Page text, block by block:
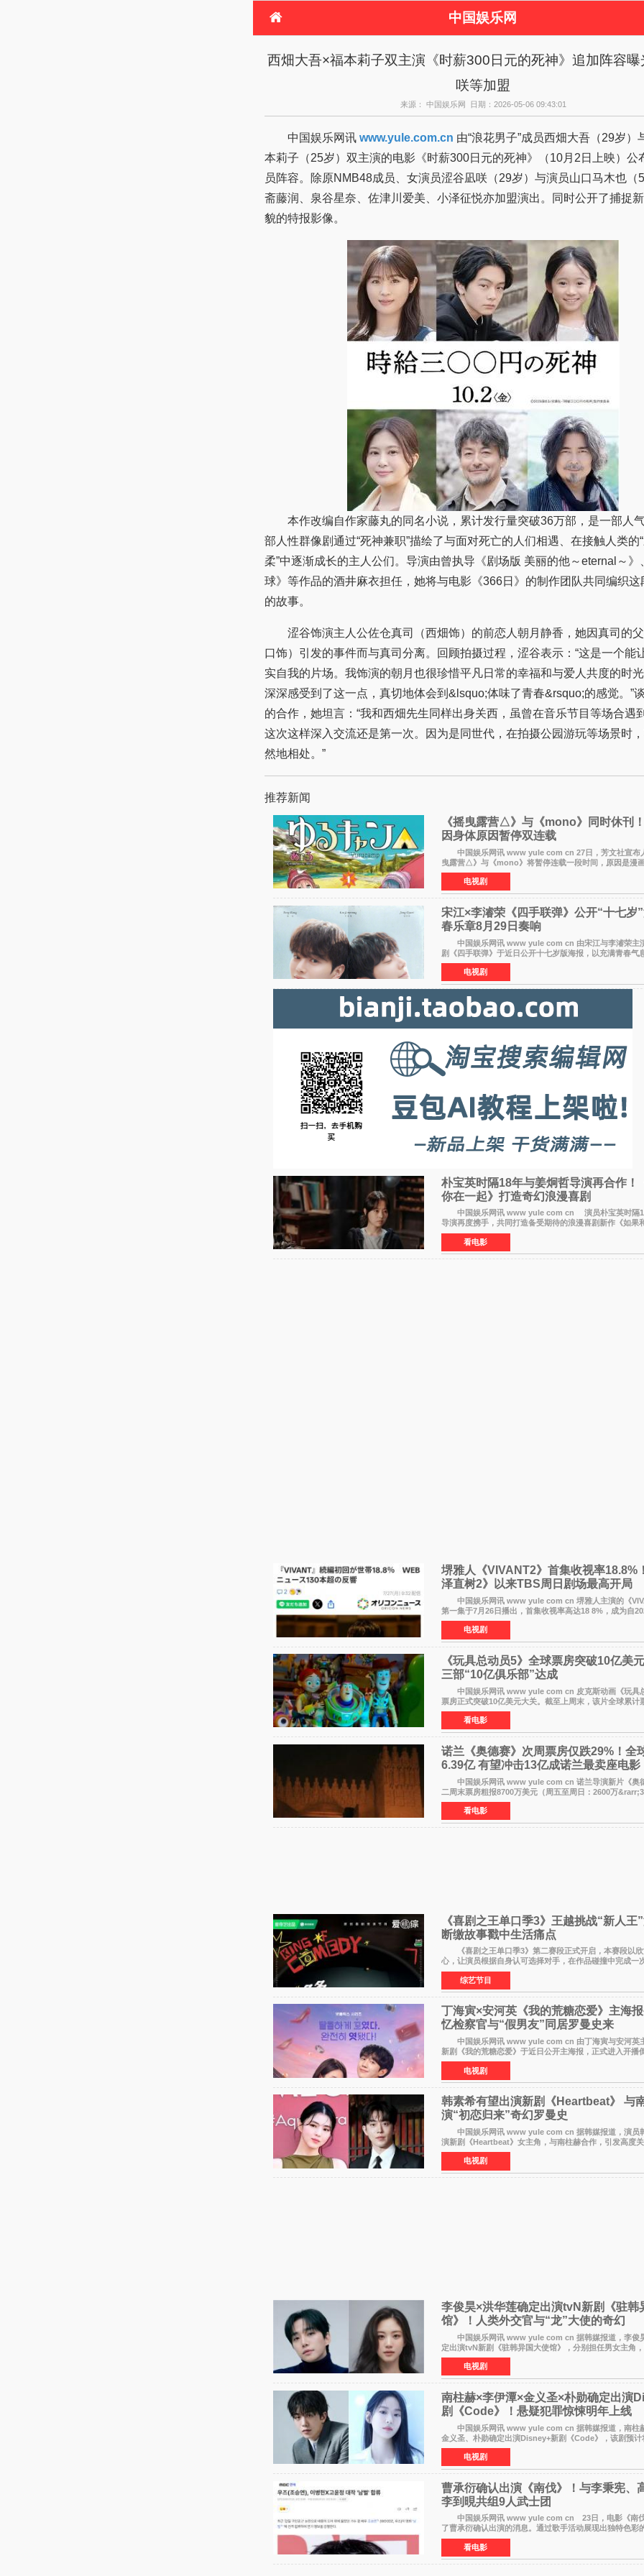
中国娱乐网
电视剧
演唱会 综艺节目
偶
西畑大吾×福本莉子双主演《时薪300日元的死神》追加阵容曝
咲等加盟
来源： 中国娱乐网 日期：2026-05-06 09:43:01
中国娱乐网讯 www.yule.com.cn
本莉子（25岁）双主演的电影《时薪300日元的死神》（10月2日上映）公
员阵容。除原NMB48成员、女演员涩谷凪咲（29岁）与演员山口马木也（
斋藤润、泉谷星奈、佐津川爱美、小泽征悦亦加盟演出。同时公开了捕捉
貌的特报影像。
本作改编自作家藤丸的同名小说，累计发行量突破36万部，是一部人
部人性群像剧通过“死神兼职”描绘了与面对死亡的人们相遇、在接触人类的“
柔”中逐渐成长的主人公们。导演由曾执导《剧场版 美丽的他～eternal～》
球》等作品的酒井麻衣担任，她将与电影《366日》的制作团队共同编织这
的故事。
涩谷饰演主人公佐仓真司（西畑饰）的前恋人朝月静香，她因真司的
口饰）引发的事件而与真司分离。回顾拍摄过程，涩谷表示：“这是一个能
实自我的片场。我饰演的朝月也很珍惜平凡日常的幸福和与爱人共度的时
深深感受到了这一点，真切地体会到&lsquo;体味了青春&rsquo;的感觉。”
的合作，她坦言：“我和西畑先生同样出身关西，虽曾在音乐节目等场合遇
这次这样深入交流还是第一次。因为是同世代，在拍摄公园游玩等场景时
然地相处。”
推荐新闻
《摇曳露营△》与《mono》同时休刊
因身体原因暂停双连载
中国娱乐网讯 www yule com cn 27日，芳文社宣布人气漫画《摇
曳露营△》与《mono》将暂停连载一段时间，原因是漫
状况不佳。 编辑部表示：一直承蒙各位对《mono》的
电视剧
宋江×李濬荣《四手联弹》公开“十七岁
春乐章8月29日奏响
中国娱乐网讯 www yule com cn 由宋江与李濬荣主
剧《四手联弹》于近日公开十七岁版海报，以充满青春气
点燃观众期待。 海报中，宋江与李濬荣并肩站在音乐教
电视剧
朴宝英时隔18年与姜炯哲导演再合作！
你在一起》打造奇幻浪漫喜剧
中国娱乐网讯 www yule com cn 演员朴宝英时隔
导演再度携手，共同打造备受期待的浪漫喜剧新作《如果
（暂定名）。据OSEN报道，朴宝英将出演该片女主角，自
看电影
堺雅人《VIVANT2》首集收视率18.8%
泽直树2》以来TBS周日剧场最高开局
中国娱乐网讯 www yule com cn 堺雅人主演的《
第一集于7月26日播出，首集收视率高达18 8%，成为自
树2》首集22%以来，TBS周日剧场最高开播收视纪录
电视剧
《玩具总动员5》全球票房突破10亿美
三部“10亿俱乐部”达成
中国娱乐网讯 www yule com cn 皮克斯动画《玩具总动员5》全球
票房正式突破10亿美元大关。截至上周末，该片全球累计
亿美元，其中北美市场贡献4 48亿美元，中国内地票房达2
看电影
诺兰《奥德赛》次周票房仅跌29%！全
6.39亿 有望冲击13亿成诺兰最卖座电影
中国娱乐网讯 www yule com cn 诺兰导演新片《奥
二周末票房粗报8700万美元（周五至周日：2600万
&rarr;2640万），较首周1 24亿美元仅下跌29 6%，走势极
看电影
《喜剧之王单口季3》王越挑战“新人王
断缴故事戳中生活痛点
《喜剧之王单口季3》第二赛段正式开启，本赛段以欣
心，让演员根据自身认可选择对手，在作品碰撞中完成一
之间的交流。这里有实力相当的正面对抗，也有老朋友、
综艺节目
丁海寅×安河英《我的荒糖恋爱》主海
忆检察官与“假男友”同居罗曼史来
中国娱乐网讯 www yule com cn 由丁海寅与安河英主演的Netflix
新剧《我的荒糖恋爱》于近日公开主海报，正式进入开
海报中，两人并肩站在充满怀旧气息的九津麦芽村街道上，
电视剧
韩素希有望出演新剧《Heartbeat》 与
演“初恋归来”奇幻罗曼史
中国娱乐网讯 www yule com cn 据韩媒报道，演员韩素希有望出
演新剧《Heartbeat》女主角，与南柱赫合作，引发高
希在剧中饰演能够看到过去的女人洪莎朗一角，因初恋的意
电视剧
李俊昊×洪华莲确定出演tvN新剧《驻韩
馆》！人类外交官与“龙”大使的奇幻
中国娱乐网讯 www yule com cn 据韩媒报道，李俊
定出演tvN新剧《驻韩异国大使馆》，分别担任男女主角
待。 该剧讲述了一位因管理驻韩异国大使馆（负责管理
电视剧
南柱赫×李伊潭×金义圣×朴勋确定出演
剧《Code》！悬疑犯罪惊悚明年上线
中国娱乐网讯 www yule com cn 据韩媒报道，南柱赫
金义圣、朴勋确定出演Disney+新剧《Code》，该剧预计
出，引发高度关注。 本剧改编自同名人气台剧，讲述了
电视剧
曹承衍确认出演《南伐》！与李秉宪、
李到晛共组9人武士团
中国娱乐网讯 www yule com cn 23日，电影《南伐
了曹承衍确认出演的消息。通过歌手活动展现出独特色彩
片中饰演拥有出色弓箭技术的弓箭手，他将在这一历史动
看电影